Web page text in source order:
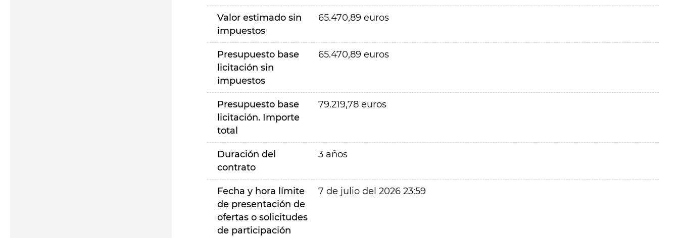
Valor estimado sin
impuestos
65.470,89 euros
Presupuesto base
licitación sin
impuestos
65.470,89 euros
Presupuesto base
licitación. Importe
total
79.219,78 euros
Duración del
contrato
3 años
Fecha y hora límite
de presentación de
ofertas o solicitudes
de participación
7 de julio del 2026 23:59